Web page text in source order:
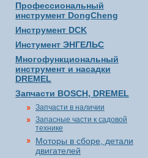
Профессиональный
инструмент DongCheng
Инструмент DCK
Инстумент ЭНГЕЛЬС
Многофункциональный
инструмент и насадки
DREMEL
Запчасти BOSCH, DREMEL
Запчасти в наличии
Запасные части к садовой
технике
Моторы в сборе, детали
двигателей